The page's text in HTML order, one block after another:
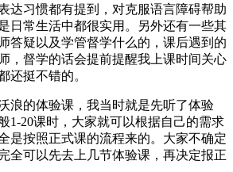
达习惯都有提到，对克服语言障碍帮助
日常生活中都很实用。另外还有一些其
答疑以及学管督学什么的，课后遇到的
，督学的话会提前提醒我上课时间关心
还挺不错的。
浪的体验课，我当时就是先听了体验
1-20课时，大家就可以根据自己的需求
是按照正式课的流程来的。大家不确定
全可以先去上几节体验课，再决定报正